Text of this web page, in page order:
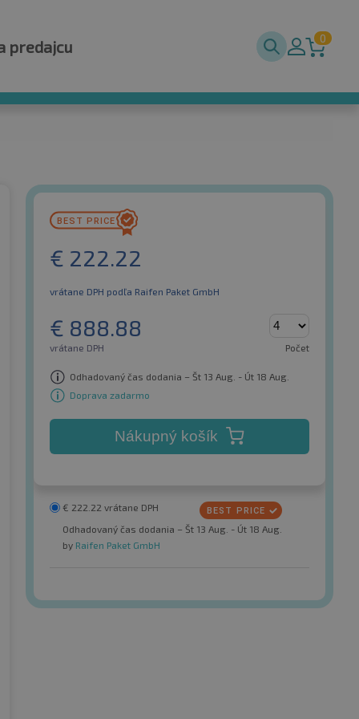
predajcu 0
€ 222.22
vrátane DPH podľa Raifen Paket GmbH
€ 888.88
vrátane DPH Počet
Odhadovaný čas dodania – Št 13 Aug. - Út 18 Aug.
Doprava zadarmo
Nákupný košík
€ 222.22 vrátane DPH
Odhadovaný čas dodania – Št 13 Aug. - Út 18 Aug.
by Raifen Paket GmbH